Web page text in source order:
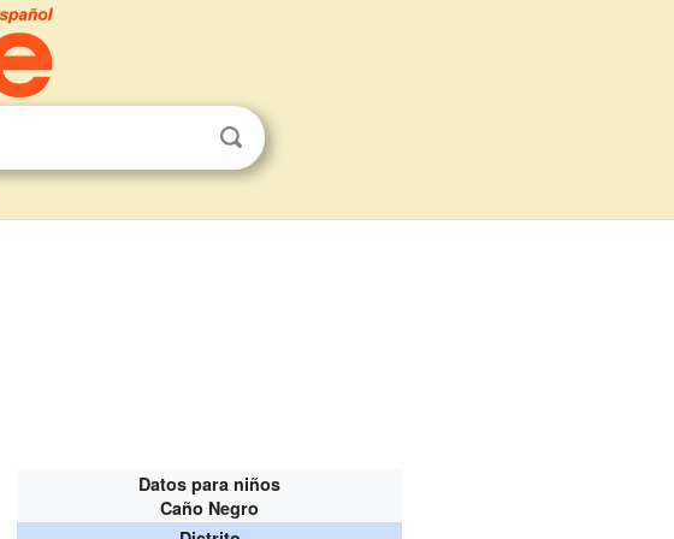
Datos para niños
Caño Negro